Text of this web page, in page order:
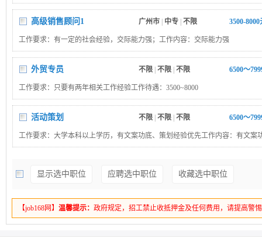
-8000+佣金+福利
高级销售顾问1 广州市 中专 不限 3500-8000
工作要求：有一定的社会经验，交际能力强；工作内容：交际能力强
外贸专员 不限 不限 不限 6500～
工作要求：只要有两年相关工作经验工作待遇：3500~8000
活动策划 不限 不限 不限 6500～
工作要求：大学本科以上学历，有文案功底、策划经验优先工作内容：有文案
验优先工作时间：工作待遇：3000-5000元/月
显示选中职位 应聘选中职位 收藏选中职位
【job168网】 温馨提示： 政府规定，招工禁止收抵押金及任何费用，请提高警